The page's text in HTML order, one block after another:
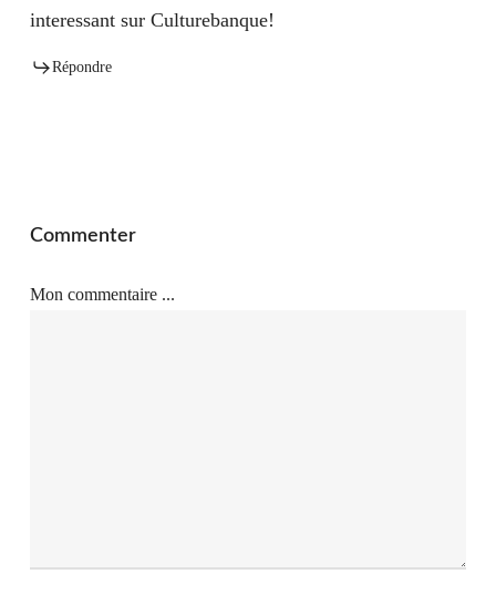
interessant sur Culturebanque!
Répondre
Commenter
Mon commentaire ...